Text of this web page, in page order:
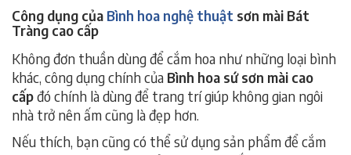
Công dụng của Bình hoa nghệ thuật sơn mài Bát
Tràng cao cấp
Không đơn thuần dùng để cắm hoa như những loại bình
khác, công dụng chính của Bình hoa sứ sơn mài cao
cấpđó chính là dùng để trang trí giúp không gian ngôi
nhà trở nên ấm cũng là đẹp hơn.
Nếu thích, bạn cũng có thể sử dụng sản phẩm để cắm